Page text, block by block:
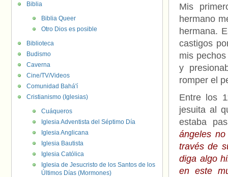
Mis
hermano
hermana.
castigos
mis
y
romper el
Entre los
jesuita al
estaba
ángeles
través de
diga algo
en este
Biblia
Biblia Queer
Otro Dios es posible
Biblioteca
Budismo
Caverna
Cine/TV/Videos
Comunidad Bahá'í
Cristianismo (Iglesias)
Cuáqueros
Iglesia Adventista del Séptimo Día
Iglesia Anglicana
Iglesia Bautista
Iglesia Católica
Iglesia de Jesucristo de los Santos de los
Últimos Días (Mormones)